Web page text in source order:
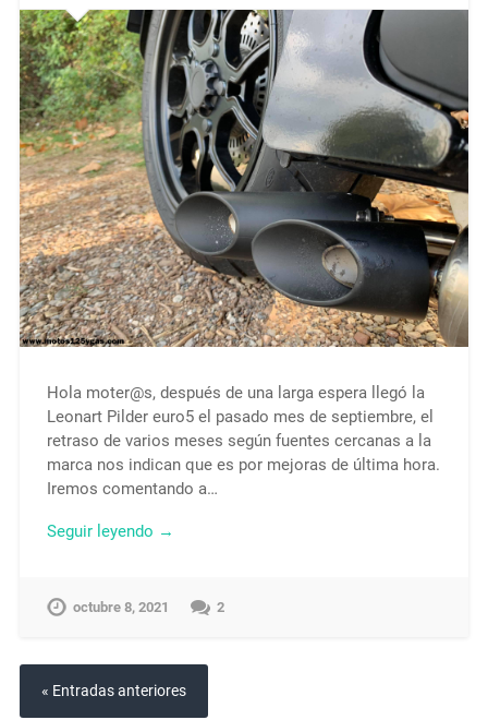
Hola moter@s, después de una larga espera llegó la
Leonart Pilder euro5 el pasado mes de septiembre, el
retraso de varios meses según fuentes cercanas a la
marca nos indican que es por mejoras de última hora.
Iremos comentando a…
Seguir leyendo →
octubre 8, 2021 2
« Entradas anteriores